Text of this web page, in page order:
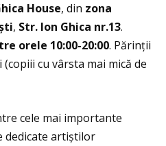
House, din zona
ti, Str. Ion Ghica nr.13.
orele 10:00-20:00. Părinţii
cu vârsta mai mică de
cele mai importante
dedicate artiștilor